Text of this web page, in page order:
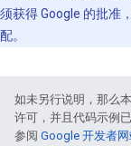
须获得 Google 的批准
配。
如未另行说明，那么
许可，并且代码示例
参阅 Google 开发者